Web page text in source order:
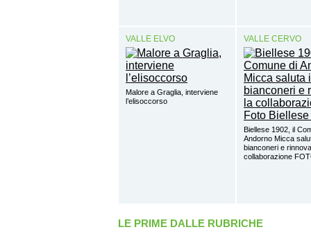
VALLE ELVO
Malore a Graglia, interviene
l’elisoccorso
VALLE CERVO
Biellese 1902, il
Andorno Micca
bianconeri e
collaborazione
LE PRIME DALLE RUBRICHE